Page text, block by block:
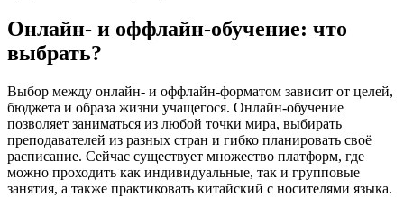
Онлайн- и оффлайн-обучение: что
выбрать?
Выбор между онлайн- и оффлайн-форматом зависит от целей,
бюджета и образа жизни учащегося. Онлайн-обучение
позволяет заниматься из любой точки мира, выбирать
преподавателей из разных стран и гибко планировать своё
расписание. Сейчас существует множество платформ, где
можно проходить как индивидуальные, так и групповые
занятия, а также практиковать китайский с носителями языка.